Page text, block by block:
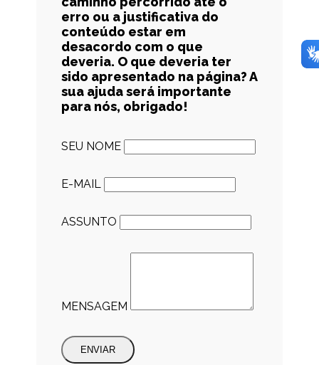
erro ou a justificativa do
conteúdo estar em
desacordo com o que
deveria. O que deveria ter
sido apresentado na página? A
sua ajuda será importante
para nós, obrigado!
SEU NOME
E-MAIL
ASSUNTO
MENSAGEM
ENVIAR